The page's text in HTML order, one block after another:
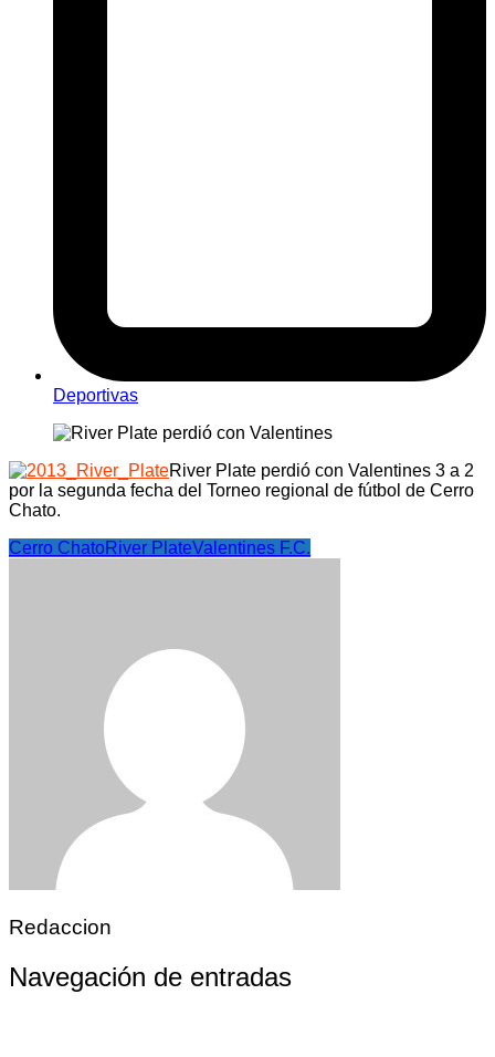
Deportivas
River Plate perdió con Valentines 3 a 2
por la segunda fecha del Torneo regional de fútbol de Cerro
Chato.
Cerro ChatoRiver PlateValentines F.C.
Redaccion
Navegación de entradas